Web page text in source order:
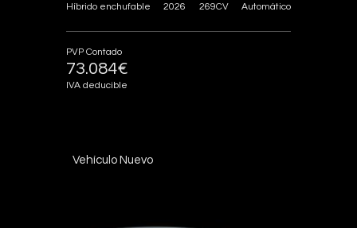
Híbrido enchufable 2026 269CV Automático
PVP Contado
73.084€
IVA deducible
Vehículo Nuevo